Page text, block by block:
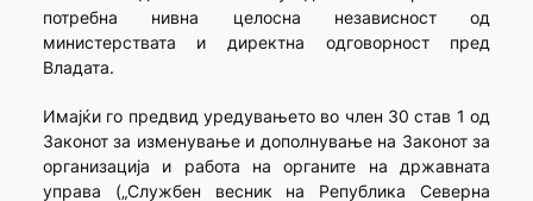
потребна нивна целосна независност од
министерствата и директна одговорност пред
Владата.
Имајќи го предвид уредувањето во член 30 став 1 од
Законот за изменување и дополнување на Законот за
организација и работа на органите на државната
управа („Службен весник на Република Северна